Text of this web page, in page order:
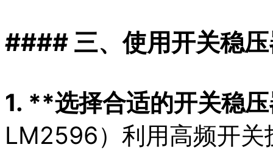
#### 三、使用开关稳
1. **选择合适的开关稳
LM2596）利用高频开关